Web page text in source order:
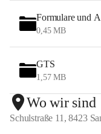
Formulare und
0,45 MB
GTS
1,57 MB
Wo wir sind
Schulstraße 11, 8423